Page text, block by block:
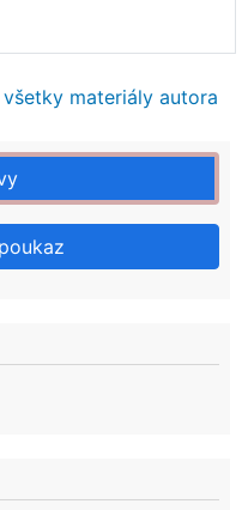
materiály autora